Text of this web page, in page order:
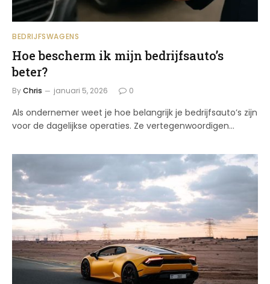
BEDRIJFSWAGENS
Hoe bescherm ik mijn bedrijfsauto’s
beter?
ByChris januari 5, 2026 0
Als ondernemer weet je hoe belangrijk je bedrijfsauto’s zijn
voor de dagelijkse operaties. Ze vertegenwoordigen…